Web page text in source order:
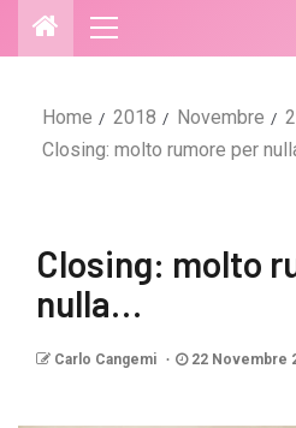
Home 2018 Novembre
Closing: molto rumore per
Closing: molto
nulla…
Carlo Cangemi 22 Novembre